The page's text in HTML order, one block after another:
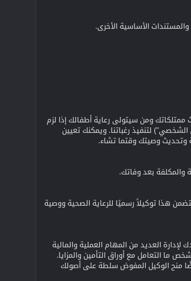
الأساسية الأخرى.
ومن سيتولى رعاية أطفالك إذا لزم
لتنفيذ رغباتنا. ويمكنك تعيين
والمكلفة بعد وفاتك.
هذا توكيلاً رسميًا للرعاية الصحية ووصية
العديد من المهام العملية والمالية
ما التعامل مع أوراق التأمين والمزايا.
منح الوكيل المفوض سلطة على أصولك